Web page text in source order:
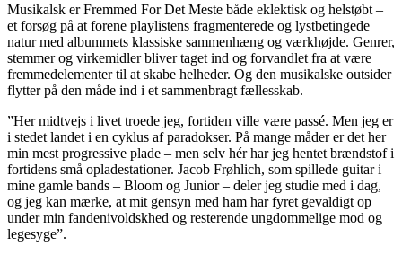
Musikalsk er Fremmed For Det Meste både eklektisk og helstøbt –
et forsøg på at forene playlistens fragmenterede og lystbetingede
natur med albummets klassiske sammenhæng og værkhøjde. Genrer,
stemmer og virkemidler bliver taget ind og forvandlet fra at være
fremmedelementer til at skabe helheder. Og den musikalske outsider
flytter på den måde ind i et sammenbragt fællesskab.
”Her midtvejs i livet troede jeg, fortiden ville være passé. Men jeg er
i stedet landet i en cyklus af paradokser. På mange måder er det her
min mest progressive plade – men selv hér har jeg hentet brændstof i
fortidens små opladestationer. Jacob Frøhlich, som spillede guitar i
mine gamle bands – Bloom og Junior – deler jeg studie med i dag,
og jeg kan mærke, at mit gensyn med ham har fyret gevaldigt op
under min fandenivoldskhed og resterende ungdommelige mod og
legesyge”.